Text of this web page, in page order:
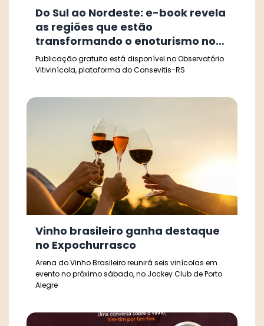
Do Sul ao Nordeste: e-book revela
as regiões que estão
transformando o enoturismo no
Brasil
Publicação gratuita está disponível no Observatório
Vitivinícola, plataforma do Consevitis-RS
Vinho brasileiro ganha destaque
no Expochurrasco
Arena do Vinho Brasileiro reunirá seis vinícolas em
evento no próximo sábado, no Jockey Club de Porto
Alegre